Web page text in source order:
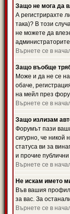
Защо не мога да
А регистрирахте
така)? В този
не можете да
Върнете се в
Защо въобще
Може и да не се
обаче,
на мейл през
Върнете се в
Защо излизам
Форумът пази
сигурно, че никой
статуса ви за
и прочие
Върнете се в
Не искам името
Във вашия
за вас. За
Върнете се в